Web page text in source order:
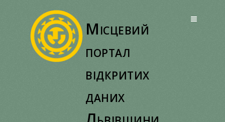
Місцевий
портал
відкритих
даних